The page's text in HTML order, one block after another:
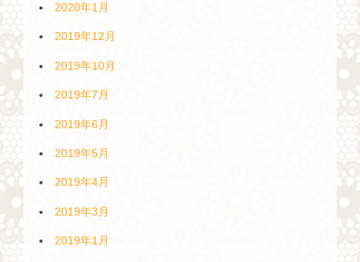
2020年1月
2019年12月
2019年10月
2019年7月
2019年6月
2019年5月
2019年4月
2019年3月
2019年1月